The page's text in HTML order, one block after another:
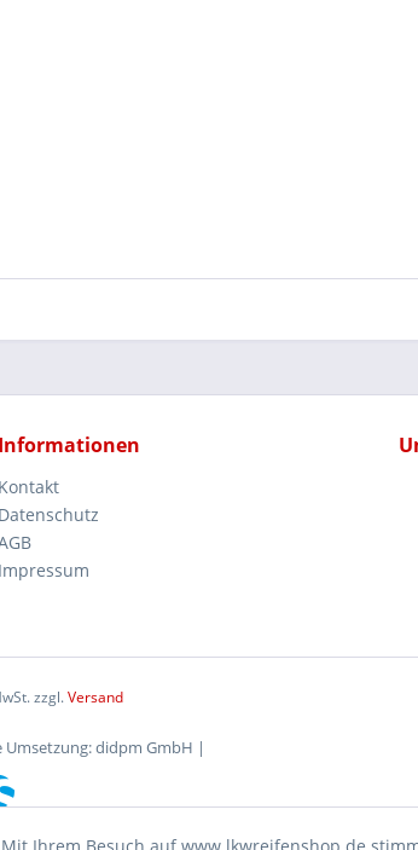
Informationen
Kontakt
Datenschutz
Impressum
zzgl.Versand
didpm GmbH |